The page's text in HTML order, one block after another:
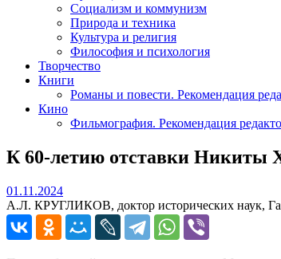
Социализм и коммунизм
Природа и техника
Культура и религия
Философия и психология
Творчество
Книги
Романы и повести. Рекомендация
Кино
Фильмография. Рекомендация
К 60-летию отставки Никиты
01.11.202401.11.2024
А.Л. КРУГЛИКОВ, доктор исторических наук,